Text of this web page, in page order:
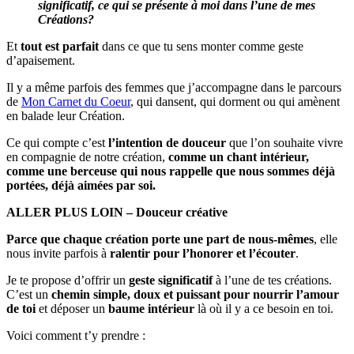
significatif, ce qui se présente à moi dans l’une de mes
Créations?
Et tout est parfait dans ce que tu sens monter comme geste
d’apaisement.
Il y a même parfois des femmes que j’accompagne dans le parcours
de Mon Carnet du Coeur, qui dansent, qui dorment ou qui amènent
en balade leur Création.
Ce qui compte c’est l’intention de douceur que l’on souhaite vivre
en compagnie de notre création, comme un chant intérieur,
comme une berceuse qui nous rappelle que nous sommes déjà
portées, déjà aimées par soi.
ALLER PLUS LOIN – Douceur créative
Parce que chaque création porte une part de nous-mêmes, elle
nous invite parfois à ralentir pour l’honorer et l’écouter.
Je te propose d’offrir un geste significatifà l’une de tes créations.
C’est un chemin simple, doux et puissant pour nourrir l’amour
de toi et déposer un baume intérieur là où il y a ce besoin en toi.
Voici comment t’y prendre :